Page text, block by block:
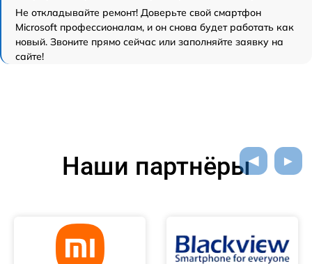
Не откладывайте ремонт! Доверьте свой смартфон
Microsoft профессионалам, и он снова будет работать как
новый. Звоните прямо сейчас или заполняйте заявку на
сайте!
Наши партнёры